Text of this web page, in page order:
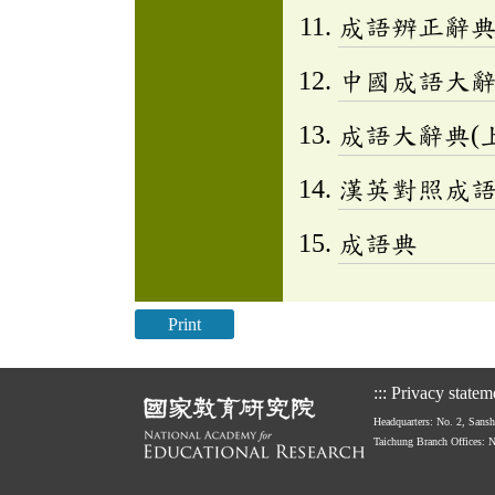
成語辨正辭
中國成語大
成語大辭典(
漢英對照成
成語典
Print
::: Privacy
Headquarters: No. 2,
Taichung Branch Offices: